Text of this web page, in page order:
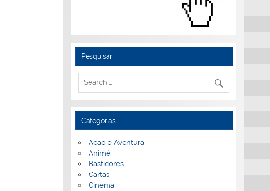
Pesquisar
Categorias
Ação e Aventura
Animê
Bastidores
Cartas
Cinema